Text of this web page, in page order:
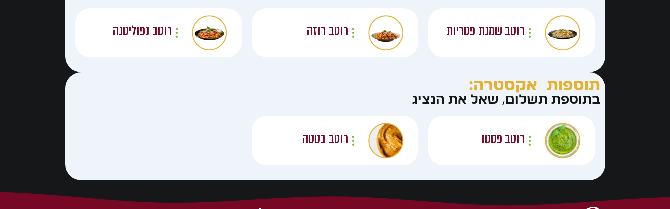
רוטב שמנת פטריות רוטב רוזה רוטב נפוליטנה
תוספות אקסטרה:
בתוספת תשלום, שאל את הנציג
רוטב פסטו רוטב בטטה